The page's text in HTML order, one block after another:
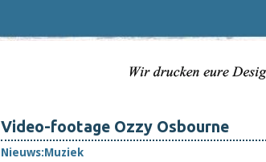
Video-footage Ozzy Osbourne
Nieuws:Muziek